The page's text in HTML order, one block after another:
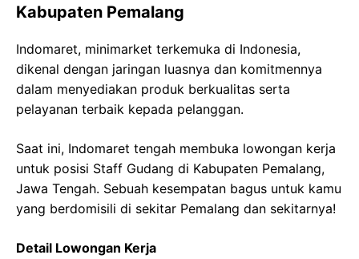
Kabupaten Pemalang
Indomaret, minimarket terkemuka di Indonesia,
dikenal dengan jaringan luasnya dan komitmennya
dalam menyediakan produk berkualitas serta
pelayanan terbaik kepada pelanggan.
Saat ini, Indomaret tengah membuka lowongan kerja
untuk posisi Staff Gudang di Kabupaten Pemalang,
Jawa Tengah. Sebuah kesempatan bagus untuk kamu
yang berdomisili di sekitar Pemalang dan sekitarnya!
Detail Lowongan Kerja